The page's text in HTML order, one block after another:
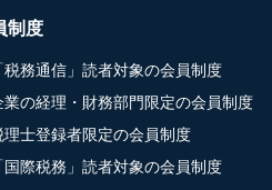
制度
税務通信」読者対象の会員制度
業の経理・財務部門限定の会員制度
理士登録者限定の会員制度
国際税務」読者対象の会員制度